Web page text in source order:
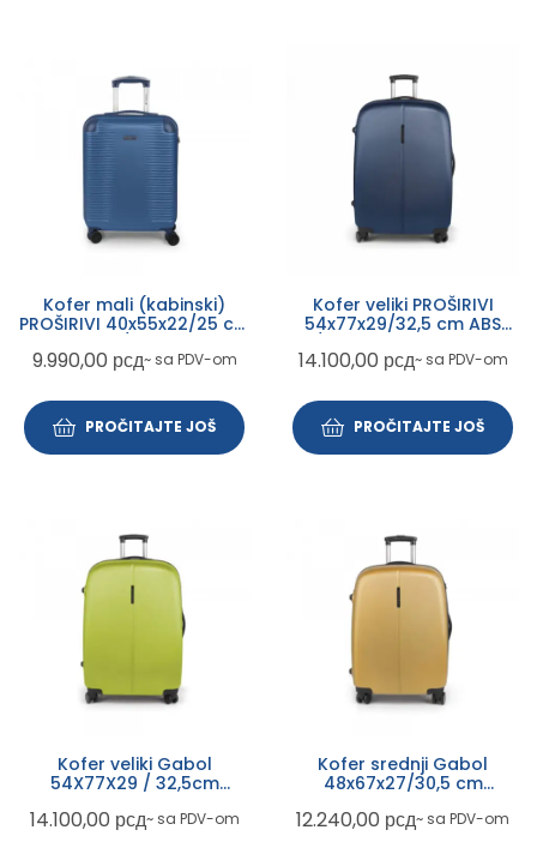
Kofer mali (kabinski)
PROŠIRIVI 40x55x22/25 cm
Balance XP Gabol plava
9.990,00 рсд~ sa PDV-om
PROČITAJTE JOŠ
Kofer veliki PROŠIRIVI
54x77x29/32,5 cm ABS
Gabol plava
14.100,00 рсд~ sa PDV-om
PROČITAJTE JOŠ
Kofer veliki Gabol
54X77X29 / 32,5cm
14.100,00 рсд~ sa PDV-om
Kofer srednji Gabol
48x67x27/30,5 cm
70/79L-3,8kg
12.240,00 рсд~ sa PDV-om